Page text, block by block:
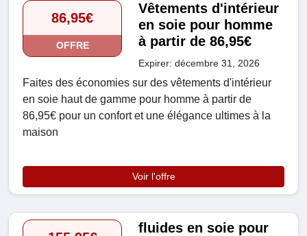
86,95€
OFFRE
Vêtements d'intérieur
en soie pour homme
à partir de 86,95€
Expirer: décembre 31, 2026
Faites des économies sur des vêtements d'intérieur
en soie haut de gamme pour homme à partir de
86,95€ pour un confort et une élégance ultimes à la
maison
Voir l'offre
fluides en soie pour